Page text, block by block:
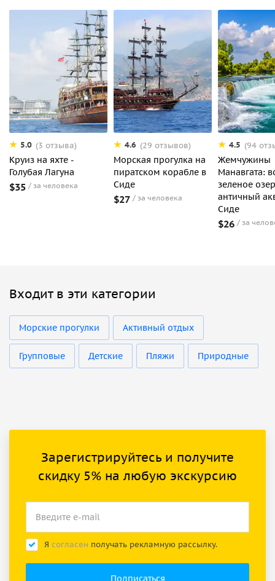
5.0 (3 отзыва)
Круиз на яхте -
Голубая Лагуна
$35 за человека
4.6 (29 отзывов)
Морская прогулка на
пиратском корабле в
Сиде
$27 за человека
4.5 (94
Жемчужины
Манавгата:
зеленое
античный
Сиде
$26 за
Входит в эти категории
Морские прогулки Активный отдых
Групповые Детские Пляжи Природные
Зарегистрируйтесь и получите
скидку 5% на любую экскурсию
Я согласен получать рекламную рассылку.